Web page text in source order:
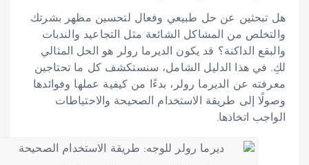
هل تبحثين عن حل طبيعي وفعال لتحسين مظهر بشرتك
والتخلص من المشاكل الشائعة مثل التجاعيد والندبات
والبقع الداكنة؟ قد يكون الديرما رولر هو الحل المثالي
لكِ. في هذا الدليل الشامل، سنستكشف كل ما تحتاجين
معرفته عن الديرما رولر، بدءًا من كيفية عملها وفوائدها
وصولًا إلى طريقة الاستخدام الصحيحة والاحتياطات
الواجب اتخاذها.